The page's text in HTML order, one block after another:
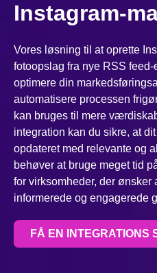
Instagram-
Vores løsning til at oprette
fotoopslag fra nye RSS
optimere din
automatisere processen
kan bruges til mere
integration kan du sikre, at
opdateret med relevante og
behøver at bruge meget tid
for virksomheder, der ønsker
informerede og engagerede
FÅ EN INTEGRATIONS